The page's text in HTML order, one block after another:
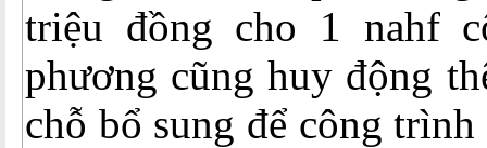
triệu đồng cho 1 nahf
phương cũng huy động
chỗ bổ sung để công